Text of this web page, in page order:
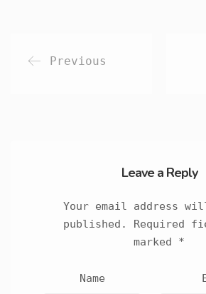
Previous
Leave a Reply
Your email address
published.
Required
marked *
Name